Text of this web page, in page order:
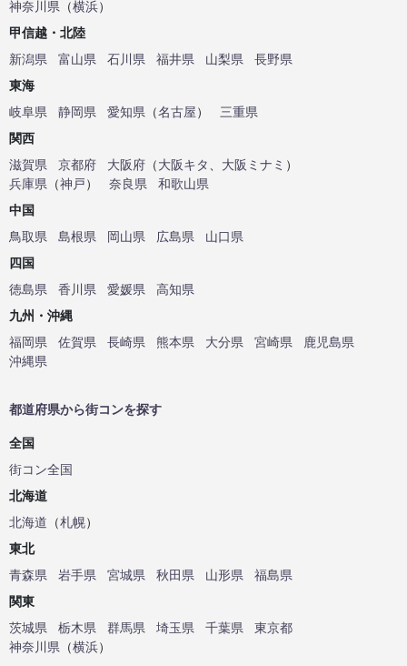
神奈川県 （横浜）
甲信越・北陸
新潟県
富山県 石川県 福井県 山梨県
長野県
東海
岐阜県
静岡県 愛知県 （名古屋）
三重県
関西
滋賀県
京都府 大阪府 （大阪キタ 大阪ミナミ ）
兵庫県 （神戸） 奈良県
和歌山県
中国
鳥取県
島根県 岡山県 広島県
山口県
四国
徳島県
香川県 愛媛県
高知県
九州・沖縄
福岡県
佐賀県 長崎県 熊本県 大分県 宮崎県
鹿児島県
沖縄県
都道府県から街コンを探す
全国
街コン全国
北海道
北海道 （札幌）
東北
青森県
岩手県 宮城県 秋田県 山形県
福島県
関東
茨城県
栃木県 群馬県 埼玉県 千葉県
東京都
神奈川県 （横浜）